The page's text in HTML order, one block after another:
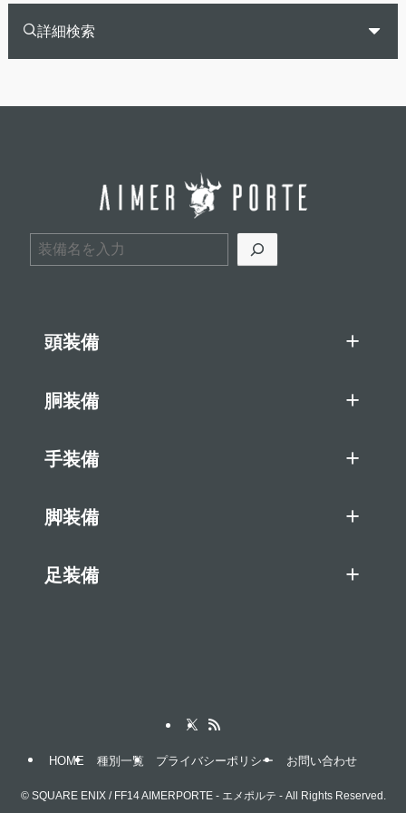
詳細検索
検索
頭装備
胴装備
手装備
脚装備
足装備
HOME 種別一覧 プライバシーポリシー お問い合わせ
©SQUARE ENIX / FF14 AIMERPORTE - エメポルテ - All Rights Reserved.